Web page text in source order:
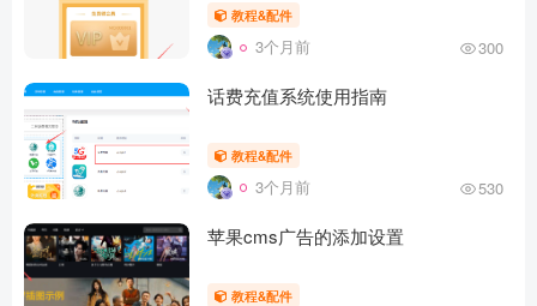
教程&配件
3个月前 300
话费充值系统使用指南
教程&配件
3个月前 530
苹果cms广告的添加设置
教程&配件